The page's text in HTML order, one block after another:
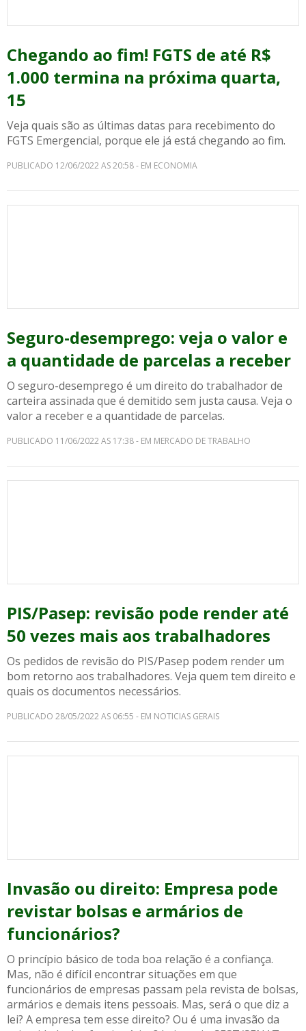
Chegando ao fim! FGTS de até R$
1.000 termina na próxima quarta,
15
Veja quais são as últimas datas para recebimento do
FGTS Emergencial, porque ele já está chegando ao fim.
PUBLICADO 12/06/2022 AS 20:58 - EM ECONOMIA
Seguro-desemprego: veja o valor e
a quantidade de parcelas a receber
O seguro-desemprego é um direito do trabalhador de
carteira assinada que é demitido sem justa causa. Veja o
valor a receber e a quantidade de parcelas.
PUBLICADO 11/06/2022 AS 17:38 - EM MERCADO DE TRABALHO
PIS/Pasep: revisão pode render até
50 vezes mais aos trabalhadores
Os pedidos de revisão do PIS/Pasep podem render um
bom retorno aos trabalhadores. Veja quem tem direito e
quais os documentos necessários.
PUBLICADO 28/05/2022 AS 06:55 - EM NOTICIAS GERAIS
Invasão ou direito: Empresa pode
revistar bolsas e armários de
funcionários?
O princípio básico de toda boa relação é a confiança.
Mas, não é difícil encontrar situações em que
funcionários de empresas passam pela revista de bolsas,
armários e demais itens pessoais. Mas, será o que diz a
lei? A empresa tem esse direito? Ou é uma invasão da